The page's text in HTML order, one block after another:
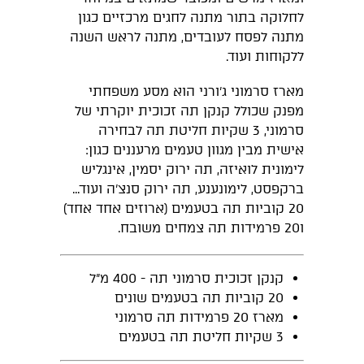
לחלוקה בתור מתנה לחגים מרכזיים כגון
מתנה לפסח לעובדים, מתנה לראש השנה
ללקוחות ועוד.
מארז סרמוני ג'ורני הוא מסע משפחתי
מפנק שכולל קנקן תה זכוכית יוקרתי של
סרמוני, 3 שקיות חליטת תה לבחירה
אישית מבין מגוון טעמים מרעננים כגון:
לימונית לואיזה, תה ירוק יסמין, אינגליש
ברקפסט, לימונענע, תה ירוק סנצ'ה ועוד...
20 קוביות תה בטעמים (ארוזים אחד אחד)
ו20 פרמידות תה צמחים משובח.
קנקן זכוכית סרמוני תה - 400 מ"ל
20 קוביות תה בטעמים שונים
מארז 20 פרמידות תה סרמוני
3 שקיות חליטת תה בטעמים